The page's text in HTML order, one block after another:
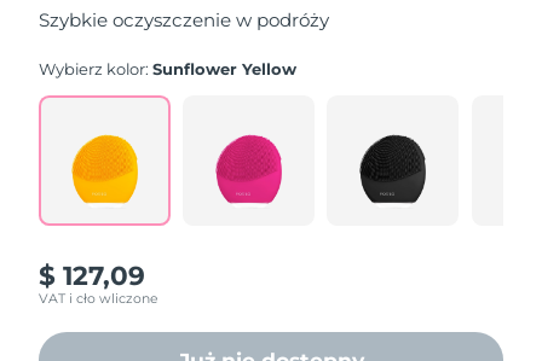
gwiazdek,
średnia
oceny.
561
Łącze
samej
strony.
Szybkie oczyszczenie w podróży
Wybierz kolor:Sunflower Yellow
$ 127,09
VAT i cło wliczone